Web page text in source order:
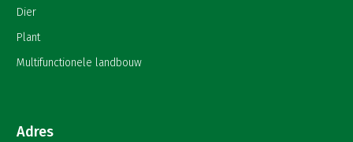
Dier
Plant
Multifunctionele landbouw
Adres